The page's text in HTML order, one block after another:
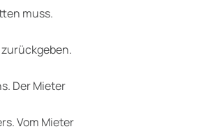
muss.
Der Mieter
Vom Mieter